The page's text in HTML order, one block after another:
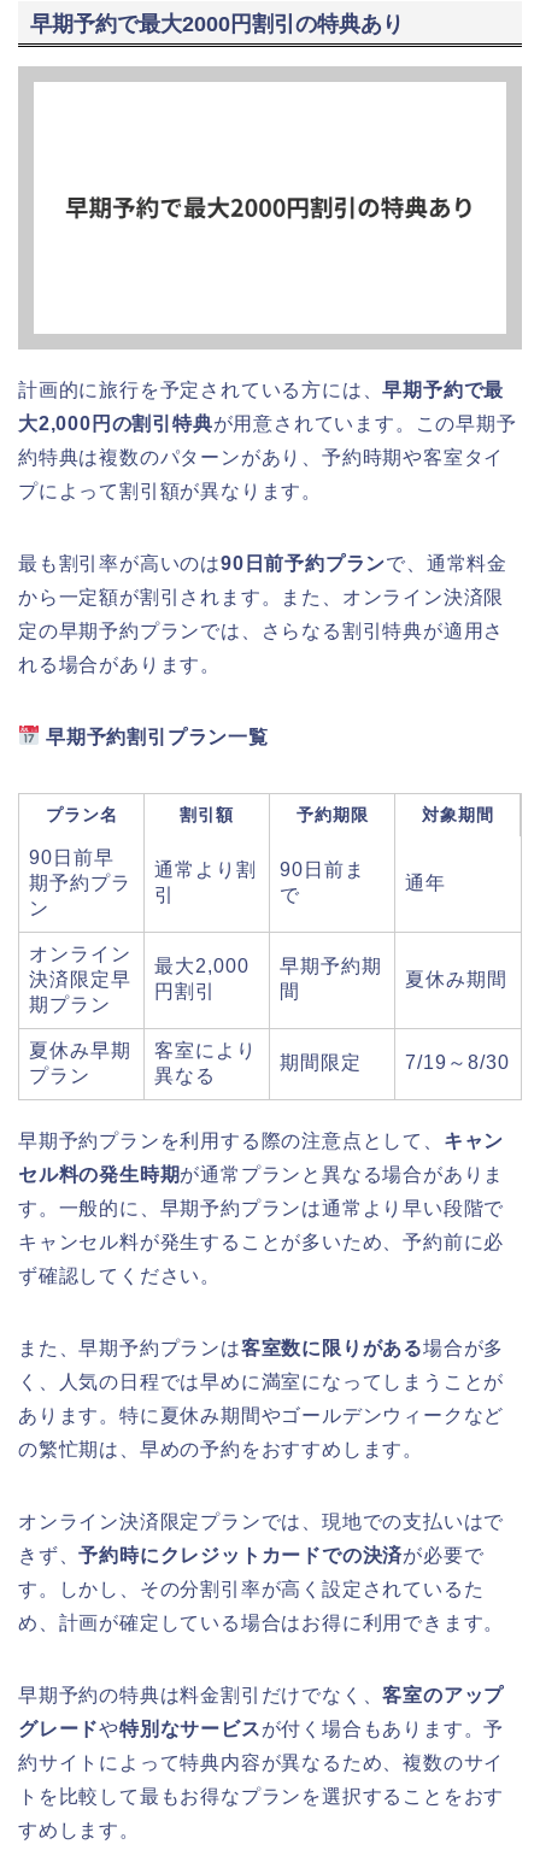
早期予約で最大2000円割引の特典あり
計画的に旅行を予定されている方には、早期予約で最
大2,000円の割引特典が用意されています。この早期予
約特典は複数のパターンがあり、予約時期や客室タイ
プによって割引額が異なります。
最も割引率が高いのは90日前予約プランで、通常料金
から一定額が割引されます。また、オンライン決済限
定の早期予約プランでは、さらなる割引特典が適用さ
れる場合があります。
早期予約割引プラン一覧
プラン名 割引額 予約期限 対象期間
90日前早
期予約プラ
ン
通常より割
引
90日前ま
で
通年
オンライン
決済限定早
期プラン
最大2,000
円割引
早期予約期
間
夏休み期間
夏休み早期
プラン
客室により
異なる
期間限定 7/19～8/30
早期予約プランを利用する際の注意点として、 キャン
セル料の発生時期が通常プランと異なる場合がありま
す。一般的に、早期予約プランは通常より早い段階で
キャンセル料が発生することが多いため、予約前に必
ず確認してください。
また、早期予約プランは客室数に限りがある場合が多
く、人気の日程では早めに満室になってしまうことが
あります。特に夏休み期間やゴールデンウィークなど
の繁忙期は、早めの予約をおすすめします。
オンライン決済限定プランでは、現地での支払いはで
きず、予約時にクレジットカードでの決済が必要で
す。しかし、その分割引率が高く設定されているた
め、計画が確定している場合はお得に利用できます。
早期予約の特典は料金割引だけでなく、客室のアップ
グレードや特別なサービスが付く場合もあります。予
約サイトによって特典内容が異なるため、複数のサイ
トを比較して最もお得なプランを選択することをおす
すめします。